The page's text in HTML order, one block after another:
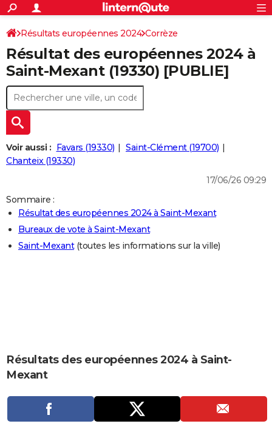
ACTUALITÉS
Politique
Société
Faits Divers
Education
Monde
Villes
+
SPORT
Coupe du monde 2026
Football
Tennis
Cyclisme
Rugby
Forum
CULTURE
Programme TV
TNT
Streaming
Cinéma
Sorties cinéma
Musique
+
FINANCE
Retraite
Impôts
Epargne
Immobilier
Risques naturels par ville
Banque
Assurance
Crédit
AUTO
Essais
Réserver un essai
Citadines
Berlines
SUV
Forum auto
+
HIGH-TECH
Mobiles
Meilleur smartphone
Internet
Ordinateurs
Jeux vidéo
Guide high-tech
+
BRICOLAGE
Guides de France
Escapades
Patrimoine
Expositions
Musées
Week-end nature
LIFESTYLE
Art de vivre
Bien-être
Loisirs
Mode
Modes de vie
CARTE DE VOEUX
Carte de Noël
Carte Bonne année
Carte Saint-Valentin
Carte Pâques
Carte d'anniversaire
Dictionnaire
Biographies
Expressions
Proverbes
PROGRAMME TV
S'inscrire
Connexion
Résultats européennes 2024 Corrèze
Résultat des européennes 2024 à
Saint-Mexant (19330) [PUBLIE]
Voir aussi : Favars (19330)
Saint-Clément (19700)
Chanteix (19330)
17/06/26 09:29
Sommaire :
Résultat des européennes 2024 à Saint-Mexant
Bureaux de vote à Saint-Mexant
Saint-Mexant(toutes les informations sur la ville)
Résultats des européennes 2024 à Saint-
Mexant